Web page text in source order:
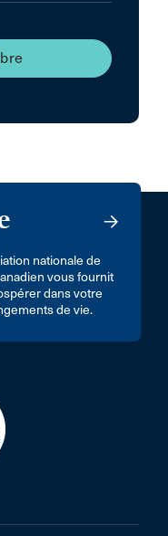
nationale de
vous fournit
dans votre
de vie.